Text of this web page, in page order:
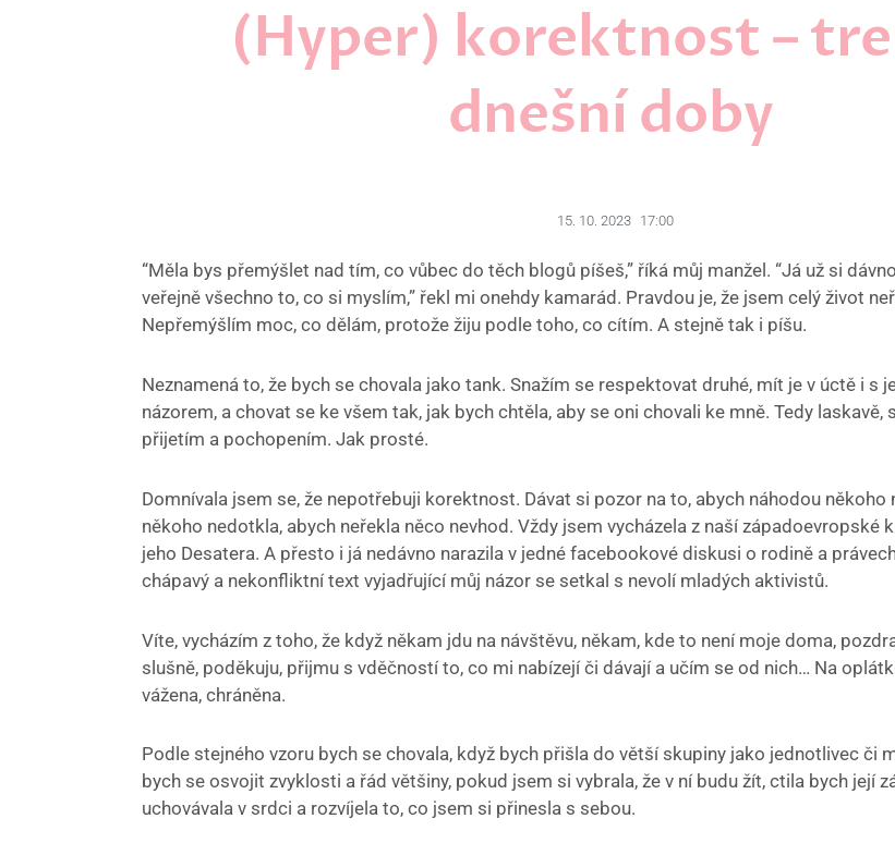
(Hyper) korektnost –
dnešní doby
15. 10. 2023 17:00
“Měla bys přemýšlet nad tím, co vůbec do těch blogů píšeš,” říká můj manžel. “Já už si
veřejně všechno to, co si myslím,” řekl mi onehdy kamarád. Pravdou je, že jsem celý život
Nepřemýšlím moc, co dělám, protože žiju podle toho, co cítím. A stejně tak i píšu.
Neznamená to, že bych se chovala jako tank. Snažím se respektovat druhé, mít je v úctě i s
názorem, a chovat se ke všem tak, jak bych chtěla, aby se oni chovali ke mně. Tedy laskavě,
přijetím a pochopením. Jak prosté.
Domnívala jsem se, že nepotřebuji korektnost. Dávat si pozor na to, abych náhodou někoho
někoho nedotkla, abych neřekla něco nevhod. Vždy jsem vycházela z naší západoevropské
jeho Desatera. A přesto i já nedávno narazila v jedné facebookové diskusi o rodině a
chápavý a nekonfliktní text vyjadřující můj názor se setkal s nevolí mladých aktivistů.
Víte, vycházím z toho, že když někam jdu na návštěvu, někam, kde to není moje doma,
slušně, poděkuju, přijmu s vděčností to, co mi nabízejí či dávají a učím se od nich… Na
vážena, chráněna.
Podle stejného vzoru bych se chovala, když bych přišla do větší skupiny jako jednotlivec či
bych se osvojit zvyklosti a řád většiny, pokud jsem si vybrala, že v ní budu žít, ctila bych její
uchovávala v srdci a rozvíjela to, co jsem si přinesla s sebou.